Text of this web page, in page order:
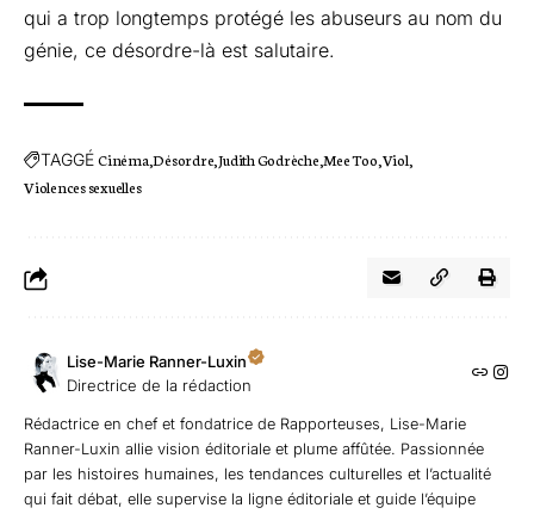
qui a trop longtemps protégé les abuseurs au nom du
génie, ce désordre-là est salutaire.
TAGGÉCinéma Désordre Judith Godrèche Mee Too Viol
Violences sexuelles
Lise-Marie Ranner-Luxin
Directrice de la rédaction
Rédactrice en chef et fondatrice de Rapporteuses, Lise-Marie
Ranner-Luxin allie vision éditoriale et plume affûtée. Passionnée
par les histoires humaines, les tendances culturelles et l’actualité
qui fait débat, elle supervise la ligne éditoriale et guide l’équipe